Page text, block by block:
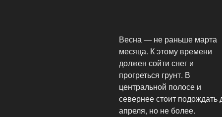
Весна — не раньше марта
месяца. К этому времени
должен сойти снег и
прогреться грунт. В
центральной полосе и
севернее стоит подождать
апреля, но не более.